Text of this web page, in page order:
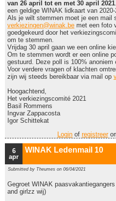
van 26 april tot en met 30 april 2021
een geldige WINAK lidkaart van
Als je wilt stemmen moet je een mail
verkiezingen@winak.be met een foto
goedgekeurd door het
om te stemmen.
Vrijdag 30 april gaan we een online
Om te stemmen wordt er een online
gestuurd. Deze poll is 100% anoniem
Voor verdere vragen of klachten
zijn wij steeds bereikbaar via mail op
Hoogachtend,
Het verkiezingscomité 2021
Basil Rommens
Ingvar Zappacosta
Igor Schittekat
Login of registreer
6
apr
WINAK Ledenmail 10
Submitted by Theumes on 06/04/2021
Gegroet WINAK
and girlzz wij)